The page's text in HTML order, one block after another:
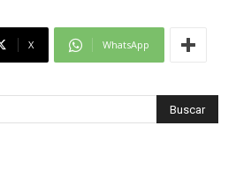
X WhatsApp